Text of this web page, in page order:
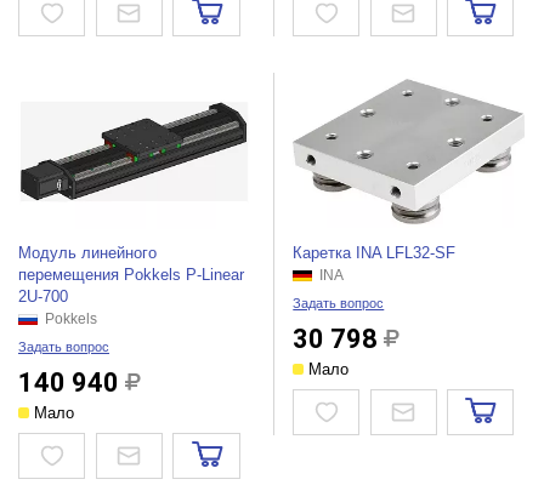
Модуль линейного
перемещения Pokkels P-Linear
2U-700
Pokkels
Задать вопрос
140 940
Мало
Каретка INA LFL32-SF
INA
Задать вопрос
30 798
Мало